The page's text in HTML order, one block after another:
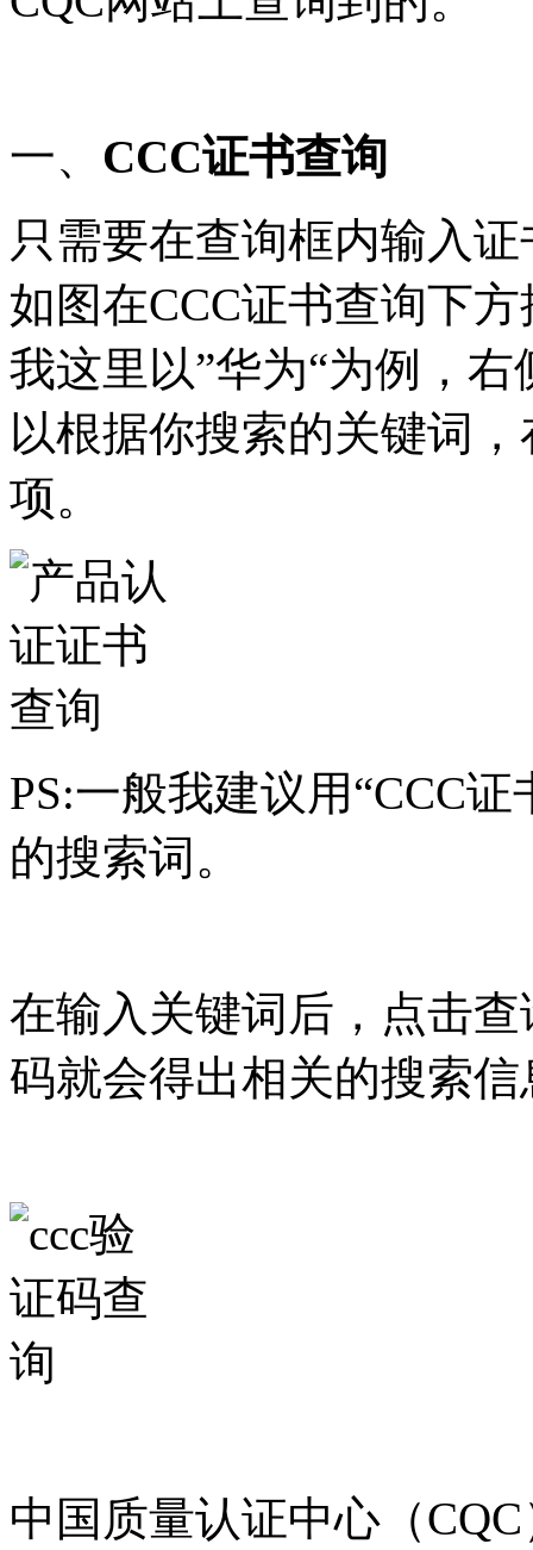
一、 CCC证书查询
只需要在查询框内输入
如图在CCC证书查询下
我这里以”华为“为例，
以根据你搜索的关键词
项。
PS:一般我建议用“CCC
的搜索词。
在输入关键词后，点击
码就会得出相关的搜索
中国质量认证中心（